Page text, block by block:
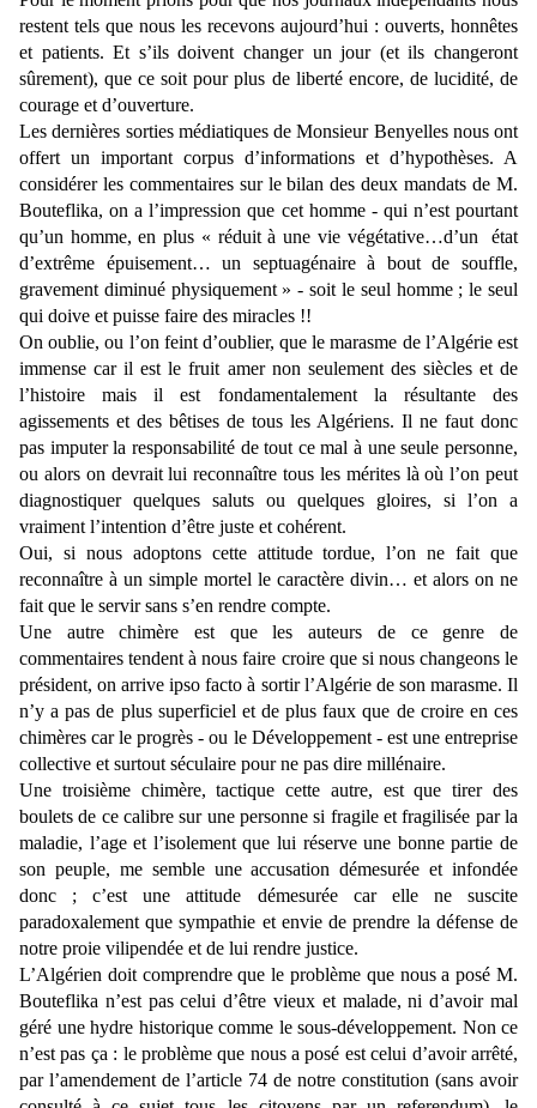
restent tels que nous les recevons aujourd’hui : ouverts, honnêtes
et patients. Et s’ils doivent changer un jour (et ils changeront
sûrement), que ce soit pour plus de liberté encore, de lucidité, de
courage et d’ouverture.
Les dernières sorties médiatiques de Monsieur Benyelles nous ont
offert un important corpus d’informations et d’hypothèses. A
considérer les commentaires sur le bilan des deux mandats de M.
Bouteflika, on a l’impression que cet homme - qui n’est pourtant
qu’un homme, en plus « réduit à une vie végétative…d’un
état
d’extrême épuisement… un septuagénaire à bout de souffle,
gravement diminué physiquement » - soit le seul homme ; le seul
qui doive et puisse faire des miracles !!
On oublie, ou l’on feint d’oublier, que le marasme de l’Algérie est
immense car il est le fruit amer non seulement des siècles et de
l’histoire mais il est fondamentalement la résultante des
agissements et des bêtises de tous les Algériens. Il ne faut donc
pas imputer la responsabilité de tout ce mal à une seule personne,
ou alors on devrait lui reconnaître tous les mérites là où l’on peut
diagnostiquer quelques saluts ou quelques gloires, si l’on a
vraiment l’intention d’être juste et cohérent.
Oui, si nous adoptons cette attitude tordue, l’on ne fait que
reconnaître à un simple mortel le caractère divin… et alors on ne
fait que le servir sans s’en rendre compte.
Une autre chimère est que les auteurs de ce genre de
commentaires tendent à nous faire croire que si nous changeons le
président, on arrive ipso facto à sortir l’Algérie de son marasme. Il
n’y a pas de plus superficiel et de plus faux que de croire en ces
chimères car le progrès - ou le Développement - est une entreprise
collective et surtout séculaire pour ne pas dire millénaire.
Une troisième chimère, tactique cette autre, est que tirer des
boulets de ce calibre sur une personne si fragile et fragilisée par la
maladie, l’age et l’isolement que lui réserve une bonne partie de
son peuple, me semble une accusation démesurée et infondée
donc ; c’est une attitude démesurée car elle ne suscite
paradoxalement que sympathie et envie de prendre la défense de
notre proie vilipendée et de lui rendre justice.
L’Algérien doit comprendre que le problème que nous a posé M.
Bouteflika n’est pas celui d’être vieux et malade, ni d’avoir mal
géré une hydre historique comme le sous-développement. Non ce
n’est pas ça : le problème que nous a posé est celui d’avoir arrêté,
par l’amendement de l’article 74 de notre constitution (sans avoir